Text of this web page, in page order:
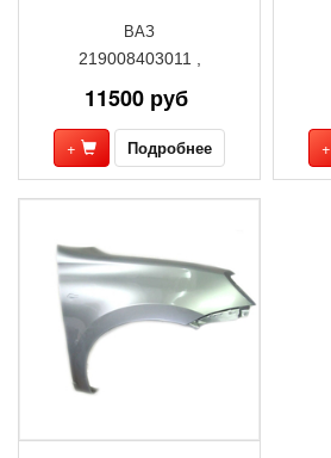
ВАЗ
219008403011 ,
11500 руб
+ Подробнее +